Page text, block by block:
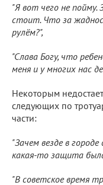
"Я вот чего не
стоит. Что за
рулём?",
"Слава Богу, что
меня и у многих нас
Некоторым
следующих по
части:
"Зачем везде в
какая-то защита
"В советское время